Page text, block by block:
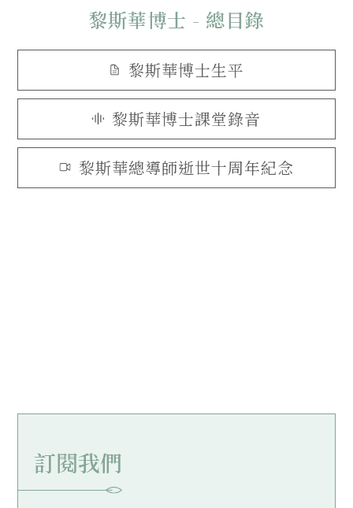
黎斯華博士 - 總目錄
黎斯華博士生平
黎斯華博士課堂錄音
黎斯華總導師逝世十周年紀念
訂閱我們